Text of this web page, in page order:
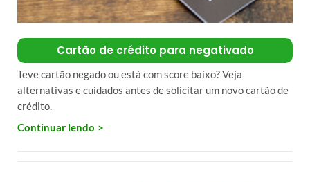
Cartão de crédito para negativado
Teve cartão negado ou está com score baixo? Veja
alternativas e cuidados antes de solicitar um novo cartão de
crédito.
Continuar lendo